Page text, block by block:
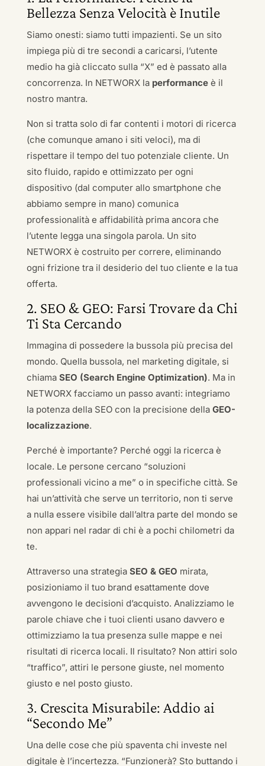
Bellezza Senza Velocità è Inutile
Siamo onesti: siamo tutti impazienti. Se un sito
impiega più di tre secondi a caricarsi, l’utente
medio ha già cliccato sulla “X” ed è passato alla
concorrenza. In NETWORX la performanceè il
nostro mantra.
Non si tratta solo di far contenti i motori di ricerca
(che comunque amano i siti veloci), ma di
rispettare il tempo del tuo potenziale cliente. Un
sito fluido, rapido e ottimizzato per ogni
dispositivo (dal computer allo smartphone che
abbiamo sempre in mano) comunica
professionalità e affidabilità prima ancora che
l’utente legga una singola parola. Un sito
NETWORX è costruito per correre, eliminando
ogni frizione tra il desiderio del tuo cliente e la tua
offerta.
2. SEO & GEO: Farsi Trovare da Chi
Ti Sta Cercando
Immagina di possedere la bussola più precisa del
mondo. Quella bussola, nel marketing digitale, si
chiama SEO (Search Engine Optimization). Ma in
NETWORX facciamo un passo avanti: integriamo
la potenza della SEO con la precisione della GEO-
localizzazione.
Perché è importante? Perché oggi la ricerca è
locale. Le persone cercano “soluzioni
professionali vicino a me” o in specifiche città. Se
hai un’attività che serve un territorio, non ti serve
a nulla essere visibile dall’altra parte del mondo se
non appari nel radar di chi è a pochi chilometri da
te.
Attraverso una strategia SEO & GEO mirata,
posizioniamo il tuo brand esattamente dove
avvengono le decisioni d’acquisto. Analizziamo le
parole chiave che i tuoi clienti usano davvero e
ottimizziamo la tua presenza sulle mappe e nei
risultati di ricerca locali. Il risultato? Non attiri solo
“traffico”, attiri le persone giuste, nel momento
giusto e nel posto giusto.
3. Crescita Misurabile: Addio ai
“Secondo Me”
Una delle cose che più spaventa chi investe nel
digitale è l’incertezza. “Funzionerà? Sto buttando i